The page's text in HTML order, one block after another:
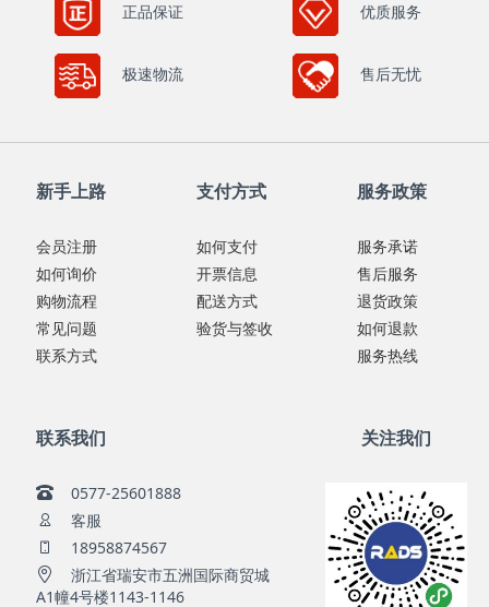
正品保证 优质服务
极速物流 售后无忧
新手上路
会员注册
如何询价
购物流程
常见问题
联系方式
支付方式
如何支付
开票信息
配送方式
验货与签收
服务政策
服务承诺
售后服务
退货政策
如何退款
服务热线
联系我们
0577-25601888
客服
18958874567
浙江省瑞安市五洲国际商贸城
A1幢4号楼1143-1146
关注我们